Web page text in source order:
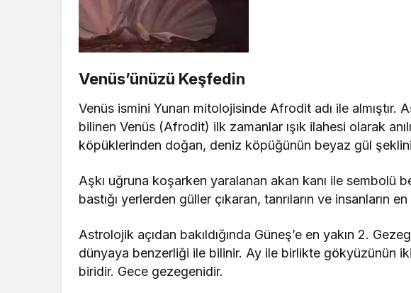
Venüs’ünüzü Keşfedin
Venüs ismini Yunan mitolojisinde Afrodit adı ile almıştır.
bilinen Venüs (Afrodit) ilk zamanlar ışık ilahesi olarak
köpüklerinden doğan, deniz köpüğünün beyaz gül şeklini
Aşkı uğruna koşarken yaralanan akan kanı ile sembolü
bastığı yerlerden güller çıkaran, tanrıların ve insanların en
Astrolojik açıdan bakıldığında Güneş’e en yakın 2.
dünyaya benzerliği ile bilinir. Ay ile birlikte gökyüzünün
biridir. Gece gezegenidir.